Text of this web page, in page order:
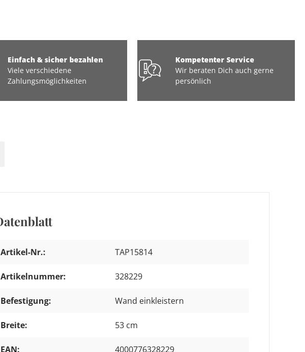
Einfach & sicher bezahlen
Viele verschiedene
Zahlungsmöglichkeiten
Kompetenter Service
Wir beraten Dich auch gerne
persönlich
Artikel-Nr.: TAP15814
Artikelnummer: 328229
Befestigung: Wand einkleistern
Breite: 53 cm
EAN: 4000776328229